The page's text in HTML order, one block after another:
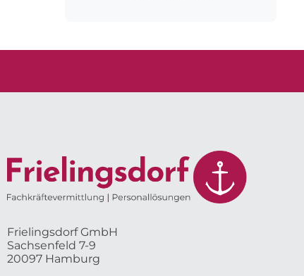
Frielingsdorf GmbH
Sachsenfeld 7-9
20097 Hamburg